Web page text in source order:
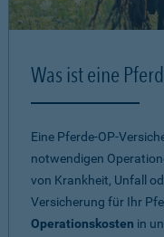
Was ist eine
Eine Pferde-OP-
notwendigen
von Krankheit, Unfall
Versicherung für Ihr
Operationskosten in